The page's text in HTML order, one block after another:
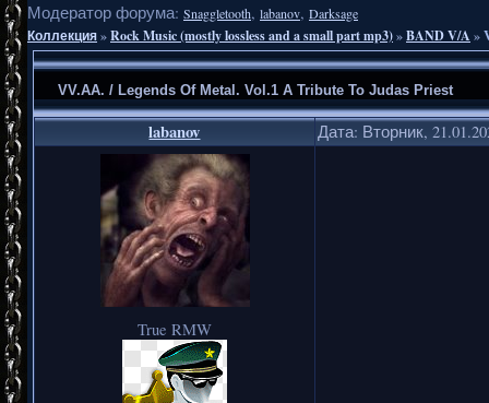
Модератор форума: Snaggletooth, labanov, Darksage
Коллекция»Rock Music (mostly lossless and a small part mp3)»BAND V/A »
VV.AA. / Legends Of Metal. Vol.1 A Tribute To Judas Priest
labanov Дата: Вторник,
True RMW